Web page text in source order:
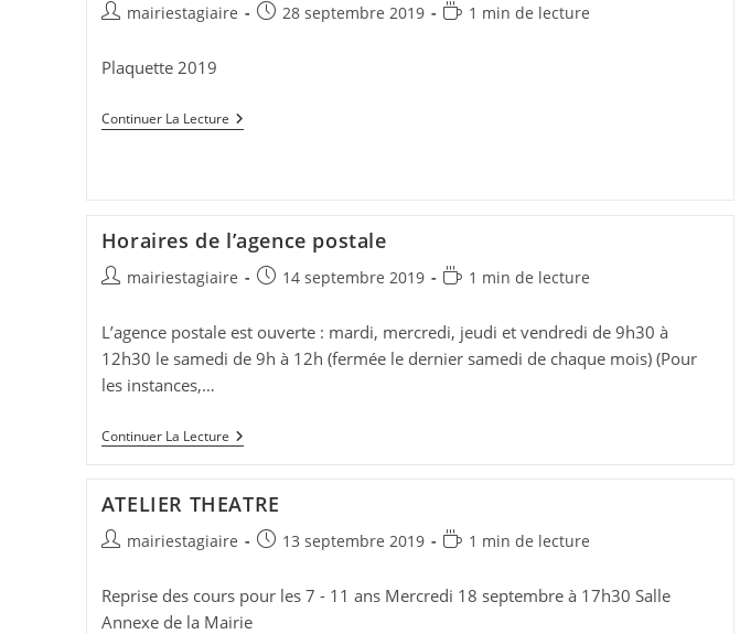
Auteur/autrice
la
publication :
mairiestagiaire
Publication
28 septembre 2019
Temps1 min de lecture
Plaquette 2019
Continuer La LectureDécouvrir
Forcé
Horaires de l’agence postale
Auteur/autrice
la
publication :
mairiestagiaire
Publication
14 septembre 2019
Temps
lecture :
1 min de lecture
L’agence postale est ouverte : mardi, mercredi, jeudi et vendredi de 9h30 à
12h30 le samedi de 9h à 12h (fermée le dernier samedi de chaque mois) (Pour
les instances,…
Continuer La LectureHoraires
De
ATELIER THEATRE
Auteur/autrice
la
publication :
mairiestagiaire
Publication
13 septembre 2019
Temps
lecture :
1 min de lecture
Reprise des cours pour les 7 - 11 ans Mercredi 18 septembre à 17h30 Salle
Annexe de la Mairie